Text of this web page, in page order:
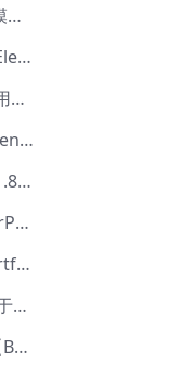
SHAPER PowerPoint模板【Dc-0184】
Jarvis – 网络安全服务 Elementor 模板套件【Aa-0035】
lmpeka v1.3.9-创意多用途 WordPress 主题【Be-0064】
Agria – 农业公司 Elementor Pro 模板套件【Aa-0003】
Fluent Support Pro v1.8.1 – WordPress 支持票务系统【Cc-0041】
Relote-品牌指南PowerPoint模板【Dc-0076】
Rhye v3.5.3 – AJAX Portfolio WordPress 主题【Bi-0049】
WP Rocket v3.10.8-用于wordpress速度优化的缓存加速插件【Cd-0019】
Nicex-创意组合主题【Be-0092】